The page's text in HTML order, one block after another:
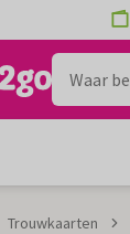
Trouwkaarten